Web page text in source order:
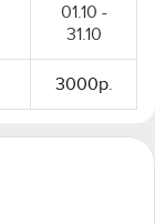
01.10 -
31.10
3000р.